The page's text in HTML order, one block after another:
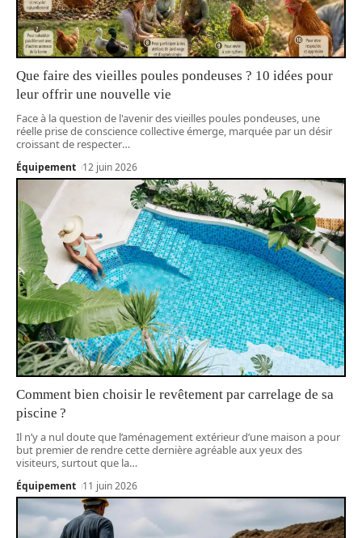
Que faire des vieilles poules pondeuses ? 10 idées pour
leur offrir une nouvelle vie
Face à la question de l'avenir des vieilles poules pondeuses, une
réelle prise de conscience collective émerge, marquée par un désir
croissant de respecter…
Équipement 12 juin 2026
Comment bien choisir le revêtement par carrelage de sa
piscine ?
Il n’y a nul doute que l’aménagement extérieur d’une maison a pour
but premier de rendre cette dernière agréable aux yeux des
visiteurs, surtout que la…
Équipement 11 juin 2026